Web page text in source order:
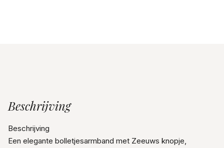
Beschrijving
Beschrijving
Een elegante bolletjesarmband met Zeeuws knopje,